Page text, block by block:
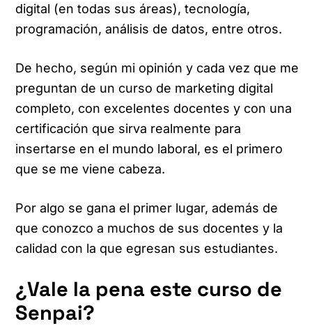
digital (en todas sus áreas), tecnología,
programación, análisis de datos, entre otros.
De hecho, según mi opinión y cada vez que me
preguntan de un curso de marketing digital
completo, con excelentes docentes y con una
certificación que sirva realmente para
insertarse en el mundo laboral, es el primero
que se me viene cabeza.
Por algo se gana el primer lugar, además de
que conozco a muchos de sus docentes y la
calidad con la que egresan sus estudiantes.
¿Vale la pena este curso de
Senpai?